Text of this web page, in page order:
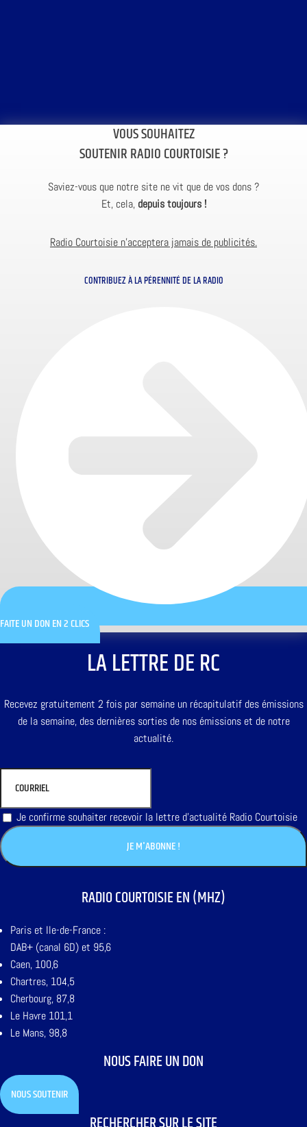
VOUS SOUHAITEZ
SOUTENIR RADIO COURTOISIE ?
Saviez-vous que notre site ne vit que de vos dons ?
Et, cela, depuis toujours !
Radio Courtoisie n’acceptera jamais de publicités.
CONTRIBUEZ À LA PÉRENNITÉ DE LA RADIO
FAITE UN DON EN 2 CLICS
LA LETTRE DE RC
Recevez gratuitement 2 fois par semaine un récapitulatif des émissions
de la semaine, des dernières sorties de nos émissions et de notre
actualité.
Je confirme souhaiter recevoir la lettre d'actualité Radio Courtoisie
RADIO COURTOISIE EN (MHZ)
Paris et Ile-de-France :
DAB+ (canal 6D) et 95,6
Caen, 100,6
Chartres, 104,5
Cherbourg, 87,8
Le Havre 101,1
Le Mans, 98,8
NOUS FAIRE UN DON
NOUS SOUTENIR